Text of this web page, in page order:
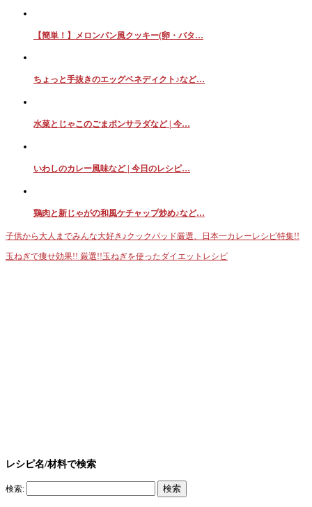
【簡単！】メロンパン風クッキー(卵・バタ…
ちょっと手抜きのエッグベネディクト♪など…
水菜とじゃこのごまポンサラダなど | 今…
いわしのカレー風味など | 今日のレシピ…
鶏肉と新じゃがの和風ケチャップ炒め♪など…
子供から大人までみんな大好き♪クックパッド厳選、日本一カレーレシピ特集!!
玉ねぎで痩せ効果!! 厳選!!玉ねぎを使ったダイエットレシピ
レシピ名/材料で検索
検索: